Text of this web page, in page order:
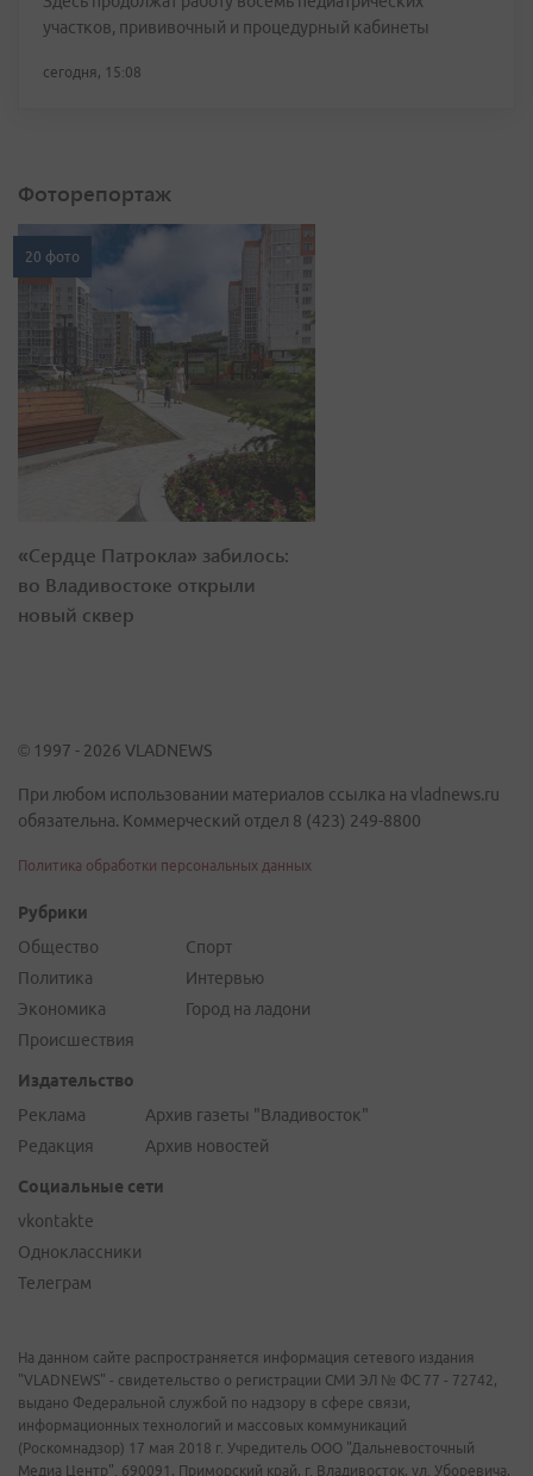
участков, прививочный и процедурный кабинеты
сегодня, 15:08
Фоторепортаж
20 фото
«Сердце Патрокла» забилось:
во Владивостоке открыли
новый сквер
© 1997 - 2026 VLADNEWS
При любом использовании материалов ссылка на vladnews.ru
обязательна. Коммерческий отдел 8 (423) 249-8800
Политика обработки персональных данных
Рубрики
Общество
Политика
Экономика
Происшествия
Спорт
Интервью
Город на ладони
Издательство
Реклама
Редакция
Архив газеты "Владивосток"
Архив новостей
Социальные сети
vkontakte
Одноклассники
Телеграм
На данном сайте распространяется информация сетевого издания
"VLADNEWS" - свидетельство о регистрации СМИ ЭЛ № ФС 77 - 72742,
выдано Федеральной службой по надзору в сфере связи,
информационных технологий и массовых коммуникаций
(Роскомнадзор) 17 мая 2018 г. Учредитель ООО "Дальневосточный
Медиа Центр". 690091, Приморский край, г. Владивосток, ул. Уборевича,